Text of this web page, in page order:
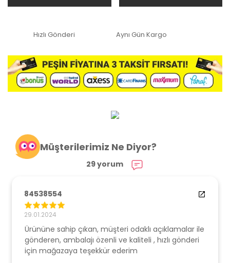
Hızlı Gönderi Aynı Gün Kargo
Müşterilerimiz Ne Diyor?
29 yorum
84538554
29.01.2024
Ürününe sahip çıkan, müşteri odaklı açıklamalar ile
gönderen, ambalajı özenli ve kaliteli , hızlı gönderi
için mağazaya teşekkür ederim